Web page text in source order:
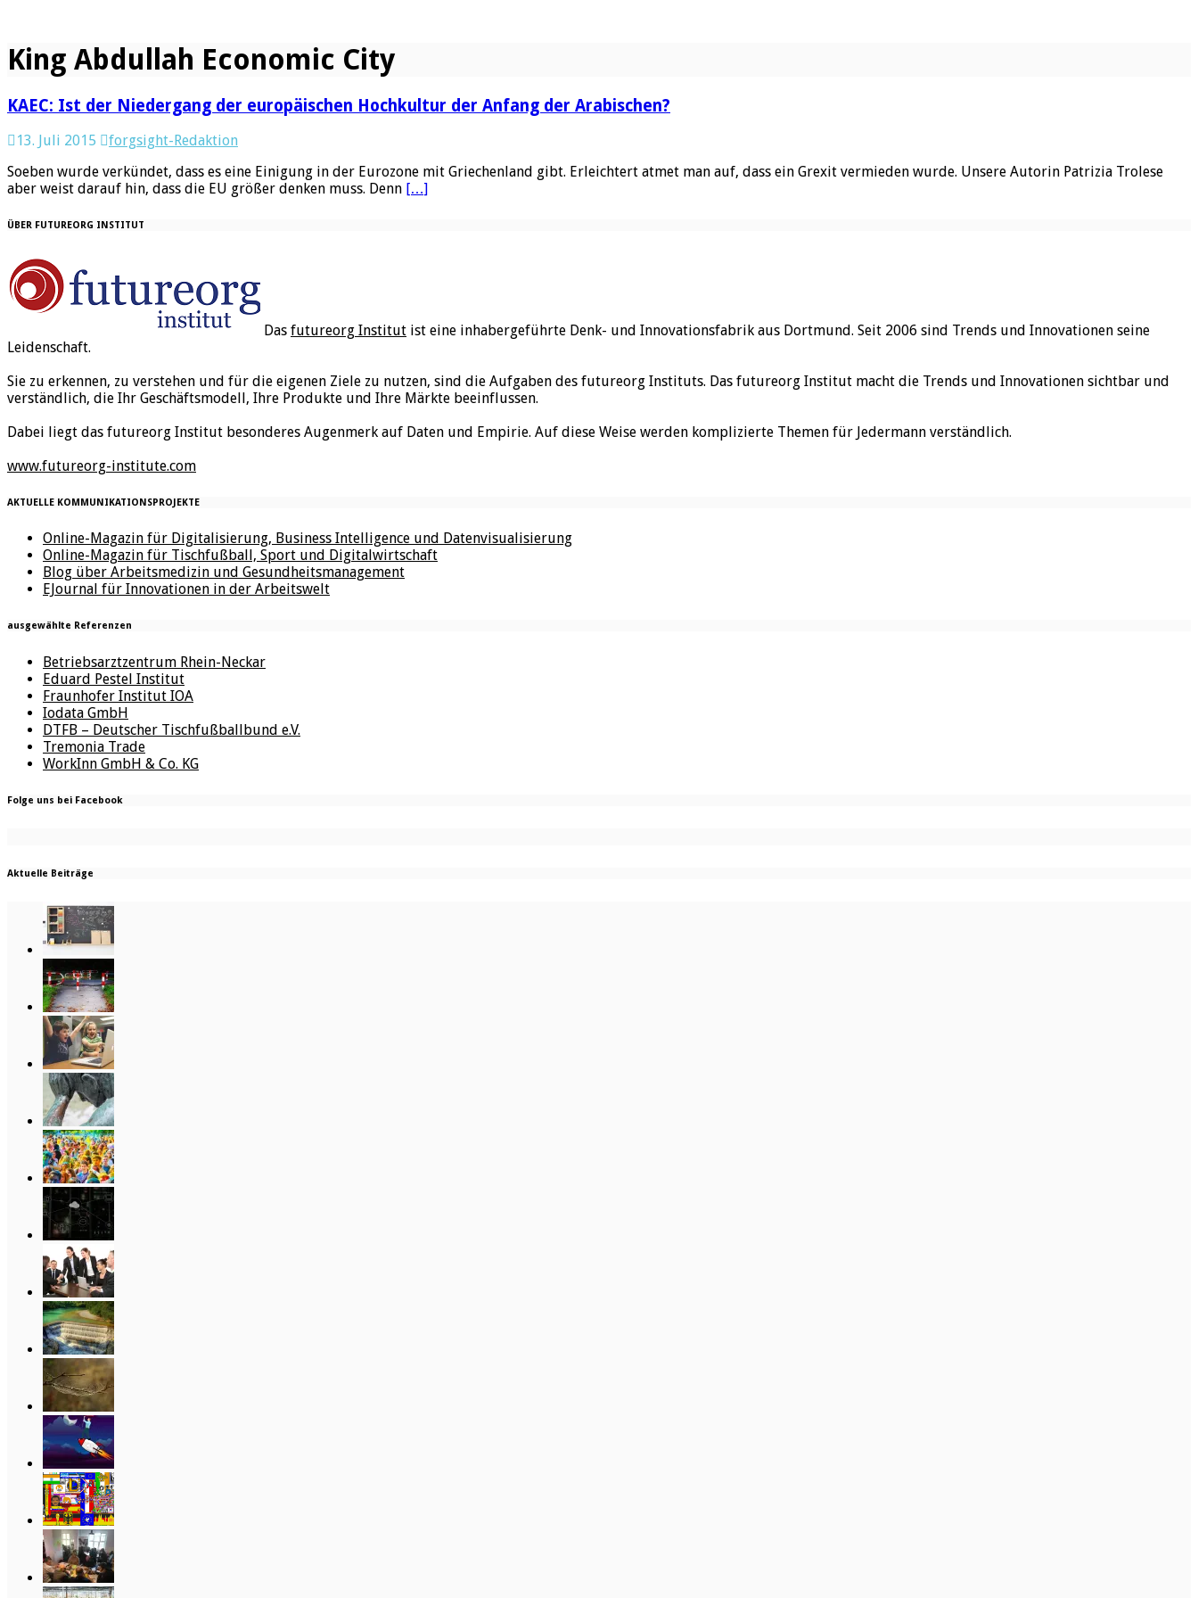
King Abdullah Economic City
KAEC: Ist der Niedergang der europäischen Hochkultur der Anfang der Arabischen?
13. Juli 2015
forgsight-Redaktion
Soeben wurde verkündet, dass es eine Einigung in der Eurozone mit Griechenland gibt. Erleichtert atmet man auf, dass ein Grexit vermieden wurde. Unsere Autorin Patrizia Trolese
aber weist darauf hin, dass die EU größer denken muss. Denn […]
ÜBER FUTUREORG INSTITUT
Das futureorg Institut ist eine inhabergeführte Denk- und Innovationsfabrik aus Dortmund. Seit 2006 sind Trends und Innovationen seine
Leidenschaft.
Sie zu erkennen, zu verstehen und für die eigenen Ziele zu nutzen, sind die Aufgaben des futureorg Instituts. Das futureorg Institut macht die Trends und Innovationen sichtbar und
verständlich, die Ihr Geschäftsmodell, Ihre Produkte und Ihre Märkte beeinflussen.
Dabei liegt das futureorg Institut besonderes Augenmerk auf Daten und Empirie. Auf diese Weise werden komplizierte Themen für Jedermann verständlich.
www.futureorg-institute.com
AKTUELLE KOMMUNIKATIONSPROJEKTE
Online-Magazin für Digitalisierung, Business Intelligence und Datenvisualisierung
Online-Magazin für Tischfußball, Sport und Digitalwirtschaft
Blog über Arbeitsmedizin und Gesundheitsmanagement
EJournal für Innovationen in der Arbeitswelt
ausgewählte Referenzen
Betriebsarztzentrum Rhein-Neckar
Eduard Pestel Institut
Fraunhofer Institut IOA
Iodata GmbH
DTFB – Deutscher Tischfußballbund e.V.
Tremonia Trade
WorkInn GmbH & Co. KG
Folge uns bei Facebook
Aktuelle Beiträge